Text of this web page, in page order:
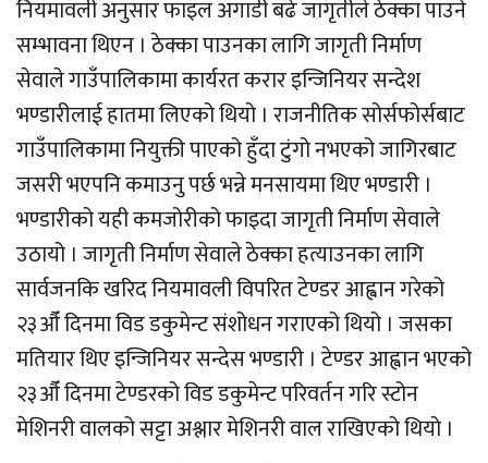
नियमावली अनुसार फाइल अगाडी बढे जागृतीले ठेक्का पाउने
सम्भावना थिएन । ठेक्का पाउनका लागि जागृती निर्माण
सेवाले गाउँपालिकामा कार्यरत करार इन्जिनियर सन्देश
भण्डारीलाई हातमा लिएको थियो । राजनीतिक सोर्सफोर्सबाट
गाउँपालिकामा नियुक्ती पाएको हुँदा टुंगो नभएको जागिरबाट
जसरी भएपनि कमाउनु पर्छ भन्ने मनसायमा थिए भण्डारी ।
भण्डारीको यही कमजोरीको फाइदा जागृती निर्माण सेवाले
उठायो । जागृती निर्माण सेवाले ठेक्का हत्याउनका लागि
सार्वजनकि खरिद नियमावली विपरित टेण्डर आह्वान गरेको
२३औँ दिनमा विड डकुमेन्ट संशोधन गराएको थियो । जसका
मतियार थिए इन्जिनियर सन्देस भण्डारी । टेण्डर आह्वान भएको
२३औँ दिनमा टेण्डरको विड डकुमेन्ट परिवर्तन गरि स्टोन
मेशिनरी वालको सट्टा अश्लार मेशिनरी वाल राखिएको थियो ।